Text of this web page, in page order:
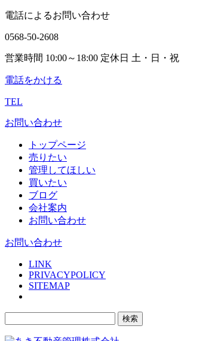
電話によるお問い合わせ
0568-50-2608
営業時間 10:00～18:00 定休日 土・日・祝
電話をかける
TEL
お問い合わせ
トップページ
売りたい
管理してほしい
買いたい
ブログ
会社案内
お問い合わせ
お問い合わせ
LINK
PRIVACYPOLICY
SITEMAP